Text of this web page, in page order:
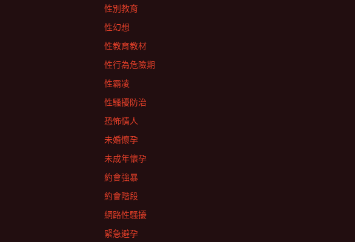
性別教育
性幻想
性教育教材
性行為危險期
性霸凌
性騷擾防治
恐怖情人
未婚懷孕
未成年懷孕
約會強暴
約會階段
網路性騷擾
緊急避孕